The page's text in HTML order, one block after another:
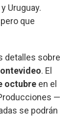
Uruguay.
que
detalles sobre
. El
octubre en el
—
se podrán